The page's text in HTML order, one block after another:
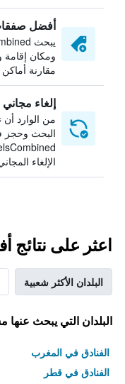
أفضل
ومكان
مقارنة أماكن
إلغاء مجاني
من الوارد
البحث وحجز
الإلغاء
اعثر على نتائج
البلدان الأكثر شعبية
البلدان التي يبحث عنها
الفنادق في المغرب
الفنادق في قطر